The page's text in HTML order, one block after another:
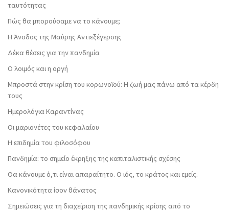
ταυτότητας
Πώς θα μπορούσαμε να το κάνουμε;
Η Άνοδος της Μαύρης Αντιεξέγερσης
Δέκα θέσεις για την πανδημία
Ο λοιμός και η οργή
Μπροστά στην κρίση του κορωνοϊού: Η ζωή μας πάνω από τα κέρδη
τους
Ημερολόγια Καραντίνας
Οι μαριονέτες του κεφαλαίου
Η επιδημία του φιλοσόφου
Πανδημία: το σημείο έκρηξης της καπιταλιστικής σχέσης
Θα κάνουμε ό,τι είναι απαραίτητο. Ο ιός, το κράτος και εμείς.
Κανονικότητα ίσον θάνατος
Σημειώσεις για τη διαχείριση της πανδημικής κρίσης από το